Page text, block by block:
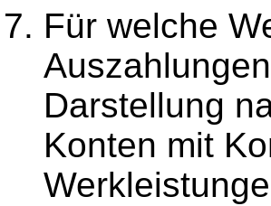
Für welche
Darstellung
Konten mit